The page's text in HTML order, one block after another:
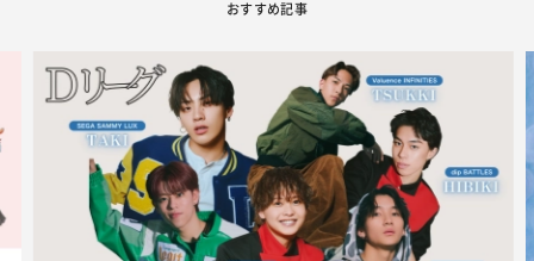
おすすめ記事